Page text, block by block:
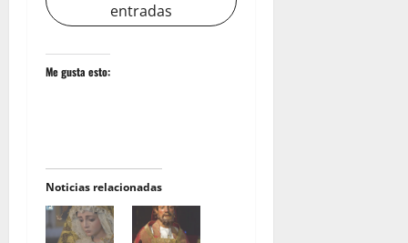
entradas
Me gusta esto:
Noticias relacionadas